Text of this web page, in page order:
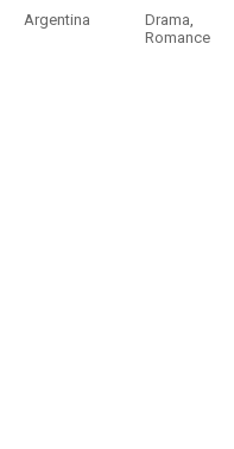
Argentina Drama,
Romance